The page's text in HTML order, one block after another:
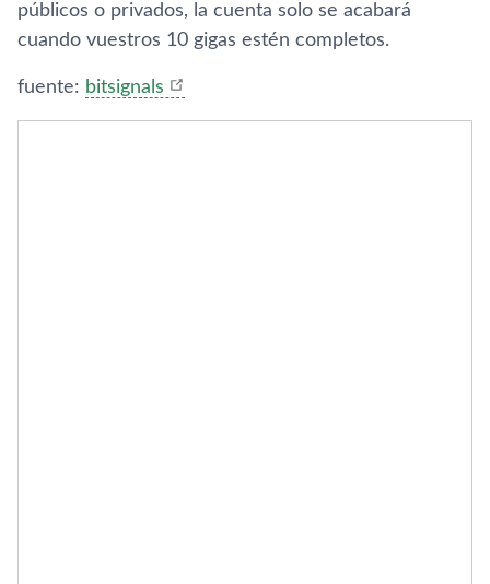
públicos o privados, la cuenta solo se acabará
cuando vuestros 10 gigas estén completos.
fuente: bitsignals